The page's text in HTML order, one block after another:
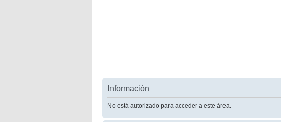
Información
No está autorizado para acceder a este área.